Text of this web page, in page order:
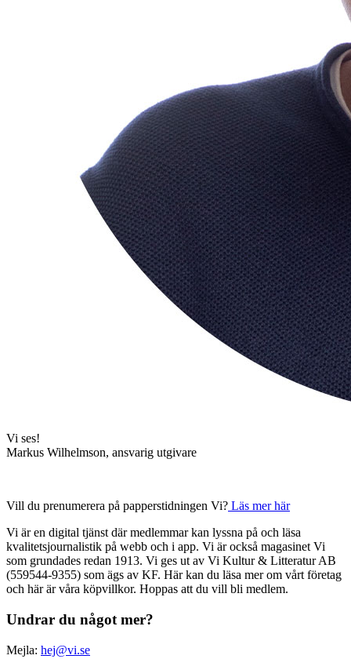
Vi ses!
Markus Wilhelmson, ansvarig utgivare
Vill du prenumerera på papperstidningen Vi? Läs mer här
Vi är en digital tjänst där medlemmar kan lyssna på och läsa
kvalitetsjournalistik på webb och i app. Vi är också magasinet Vi
som grundades redan 1913. Vi ges ut av Vi Kultur & Litteratur AB
(559544-9355) som ägs av KF. Här kan du läsa mer om vårt företag
och här är våra köpvillkor. Hoppas att du vill bli medlem.
Undrar du något mer?
Mejla: hej@vi.se